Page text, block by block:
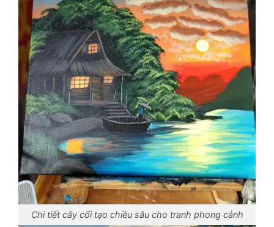
Chi tiết cây cối tạo chiều sâu cho tranh phong cảnh